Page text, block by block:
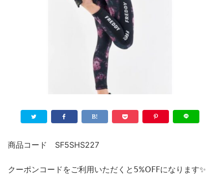
商品コード SF5SHS227
クーポンコードをご利用いただくと𝟧%𝖮𝖥𝖥になります✨